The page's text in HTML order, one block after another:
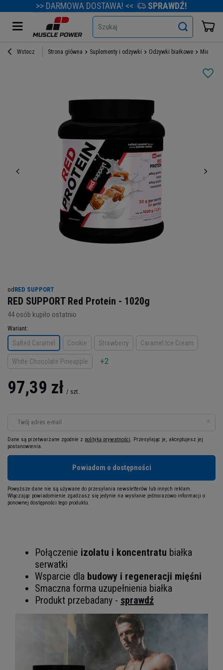
>> DARMOWA DOSTAWA! << SPRAWDŹ!
Szukaj
Wstecz Strona główna Suplementy i odżywki Odżywki białkowe
od RED SUPPORT
RED SUPPORT Red Protein - 1020g
44 osób kupiło ostatnio
Wariant
Salted Caramel Cookie Strawberry Caramel Ice Cream
White Chocolate Pineapple +2
97,39 zł / szt.
Twój adres e-mail
Dane są przetwarzane zgodnie z polityką prywatności. Przesyłając je, akceptujesz jej
postanowienia.
Powiadom o dostępności
Powyższe dane nie są używane do przesyłania newsletterów lub innych reklam.
Włączając powiadomienie zgadzasz się jedynie na wysłanie jednorazowo informacji o
ponownej dostępności tego produktu.
Połączenie izolatu i koncentratu białka
serwatki
Wsparcie dla budowy i regeneracji mięśni
Smaczna forma uzupełnienia białka
Produkt przebadany - sprawdź